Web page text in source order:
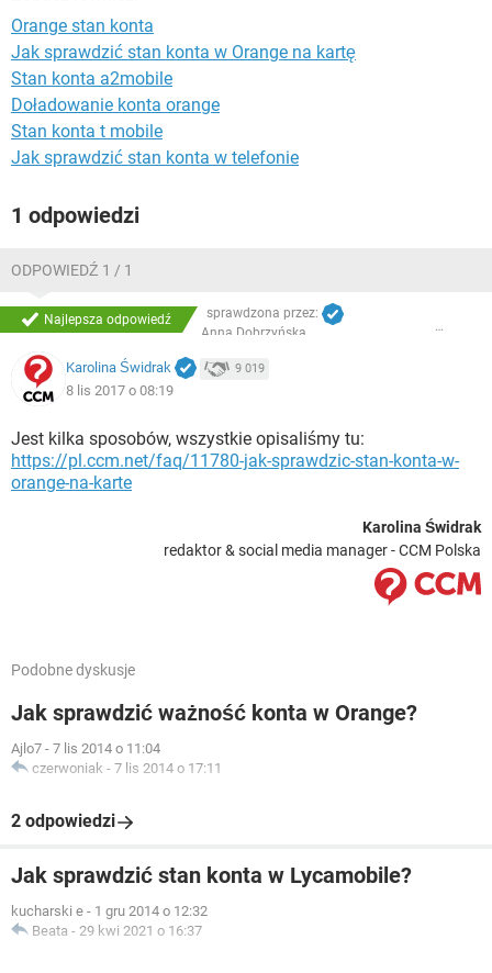
Orange stan konta
Jak sprawdzić stan konta w Orange na kartę
Stan konta a2mobile
Doładowanie konta orange
Stan konta t mobile
Jak sprawdzić stan konta w telefonie
1 odpowiedzi
ODPOWIEDŹ 1 / 1
Najlepsza odpowiedź
sprawdzona przez:
Anna Dobrzyńska
Karolina Świdrak 9 019
8 lis 2017 o 08:19
Jest kilka sposobów, wszystkie opisaliśmy tu:
https://pl.ccm.net/faq/11780-jak-sprawdzic-stan-konta-w-
orange-na-karte
Karolina Świdrak
redaktor & social media manager - CCM Polska
Podobne dyskusje
Jak sprawdzić ważność konta w Orange?
Ajlo7 - 7 lis 2014 o 11:04
czerwoniak - 7 lis 2014 o 17:11
2 odpowiedzi
Jak sprawdzić stan konta w Lycamobile?
kucharski e - 1 gru 2014 o 12:32
Beata - 29 kwi 2021 o 16:37